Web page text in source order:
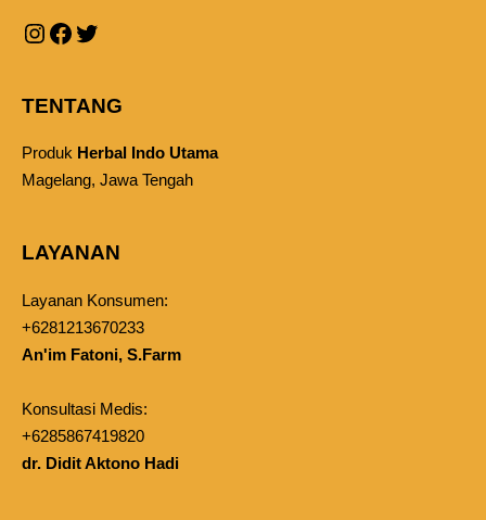
TENTANG
Produk Herbal Indo Utama
Magelang, Jawa Tengah
LAYANAN
Layanan Konsumen:
+6281213670233
An'im Fatoni, S.Farm
Konsultasi Medis:
+6285867419820
dr. Didit Aktono Hadi